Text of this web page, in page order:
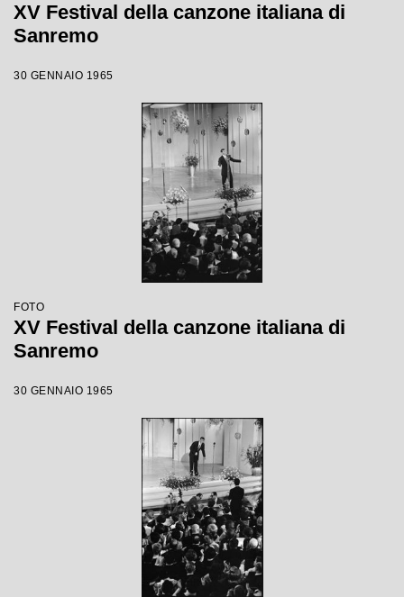
XV Festival della canzone italiana di
Sanremo
30 GENNAIO 1965
FOTO
XV Festival della canzone italiana di
Sanremo
30 GENNAIO 1965